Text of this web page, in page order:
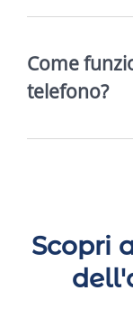
Come
telefono?
Scopri